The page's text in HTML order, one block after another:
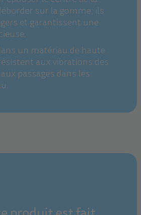
sur la gomme, ils
et garantissent une
un matériau de haute
aux vibrations des
passages dans les